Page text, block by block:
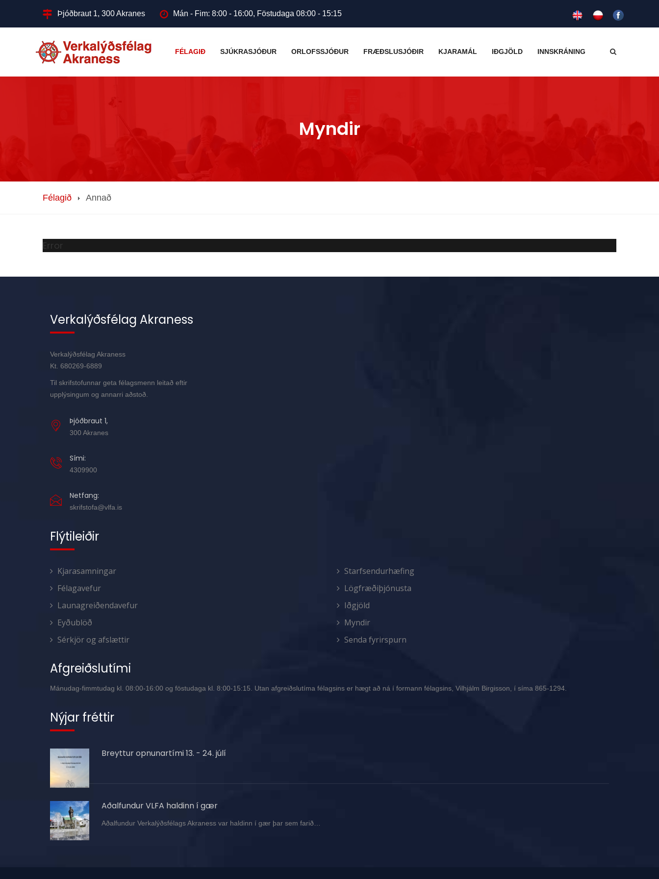
Þjóðbraut 1, 300 Akranes Mán - Fim: 8:00 - 16:00, Föstudaga 08:00 - 15:15
FÉLAGIÐ SJÚKRASJÓÐUR ORLOFSSJÓÐUR FRÆÐSLUSJÓÐIR KJARAMÁL IÐGJÖLD INNSKRÁNING
Myndir
Félagið Annað
Error
Verkalýðsfélag Akraness
Verkalýðsfélag Akraness
Kt. 680269-6889
Til skrifstofunnar geta félagsmenn leitað eftir
upplýsingum og annarri aðstoð.
Þjóðbraut 1,
300 Akranes
Sími:
4309900
Netfang:
skrifstofa@vlfa.is
Flýtileiðir
Kjarasamningar
Félagavefur
Launagreiðendavefur
Eyðublöð
Sérkjör og afslættir
Starfsendurhæfing
Lögfræðiþjónusta
Iðgjöld
Myndir
Senda fyrirspurn
Afgreiðslutími
Mánudag-fimmtudag kl. 08:00-16:00 og föstudaga kl. 8:00-15:15. Utan afgreiðslutíma félagsins er hægt að ná í formann félagsins, Vilhjálm Birgisson, í síma 865-1294.
Nýjar fréttir
Breyttur opnunartími 13. - 24. júlí
Aðalfundur VLFA haldinn í gær
Aðalfundur Verkalýðsfélags Akraness var haldinn í gær þar sem farið…